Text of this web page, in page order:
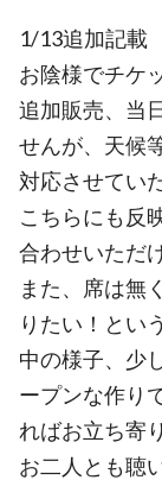
1/13追加記載
お陰様でチケ
追加販売、当
せんが、天候
対応させてい
こちらにも反
合わせいただ
また、席は無
りたい！とい
中の様子、少
ープンな作り
ればお立ち寄
お二人とも聴